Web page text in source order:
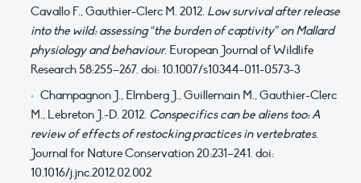
Cavallo F., Gauthier-Clerc M. 2012. Low survival after release
into the wild: assessing “the burden of captivity” on Mallard
physiology and behaviour. European Journal of Wildlife
Research 58:255–267. doi: 10.1007/s10344-011-0573-3
Champagnon J., Elmberg J., Guillemain M., Gauthier-Clerc
M., Lebreton J.-D. 2012. Conspecifics can be aliens too: A
review of effects of restocking practices in vertebrates.
Journal for Nature Conservation 20:231–241. doi:
10.1016/j.jnc.2012.02.002